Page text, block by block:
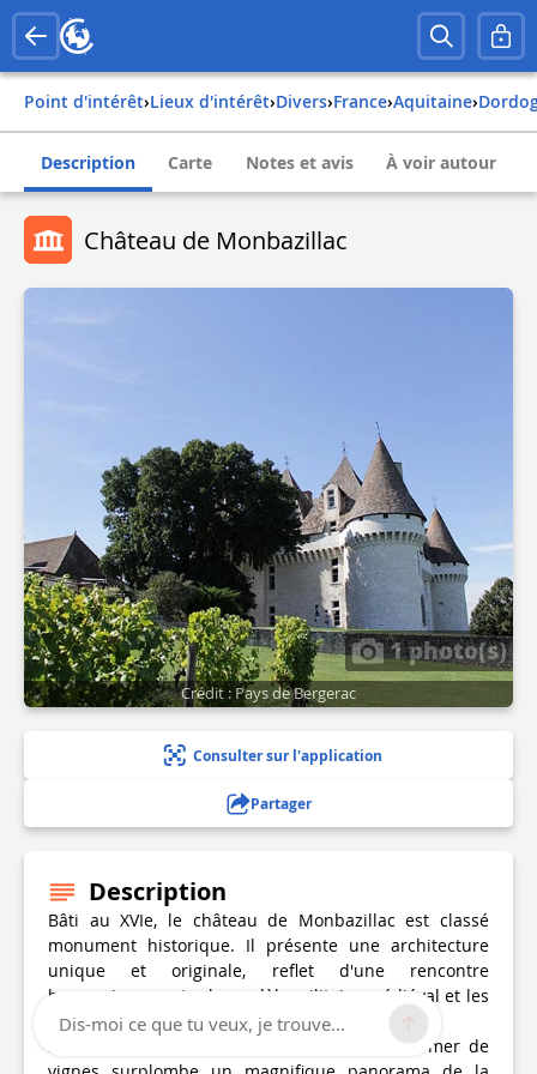
Point d'intérêt› Lieux d'intérêt› Divers› france› aquitaine›
Description Carte Notes et avis À voir autour
Château de Monbazillac
1 photo(s)
Crédit : Pays de Bergerac
Consulter sur l'application
Partager
Description
Bâti au XVIe, le château de Monbazillac est classé
monument historique. Il présente une architecture
unique et originale, reflet d'une rencontre
harmonieuse entre le modèle militaire médiéval et les
premières élégances de la renaissance.
Le château, situé au milieu d'une immense mer de
Dis-moi ce que tu veux, je trouve...